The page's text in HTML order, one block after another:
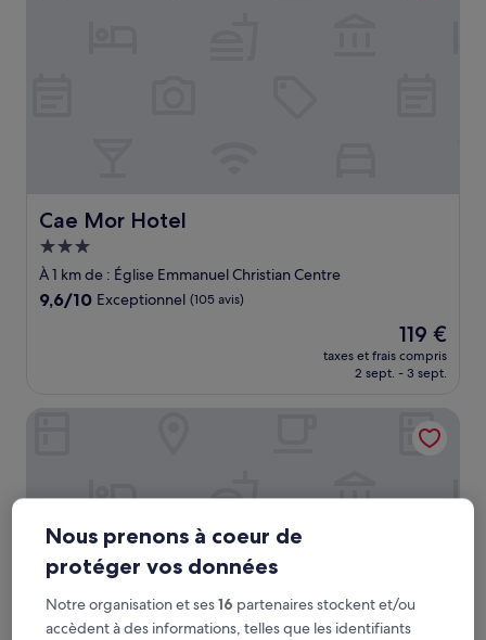
Cae Mor Hotel
Cae Mor Hotel
Hébergement
3.0 étoiles
À 1 km de : Église Emmanuel Christian Centre
9.6
9,6/10 Exceptionnel (105 avis)
Le
nouveau
prix
de
119 €
119 €
taxes et frais compris
2 sept. - 3 sept.
Nous prenons à coeur de
protéger vos données
Notre organisation et ses16 partenaires stockent et/ou
accèdent à des informations, telles que les identifiants